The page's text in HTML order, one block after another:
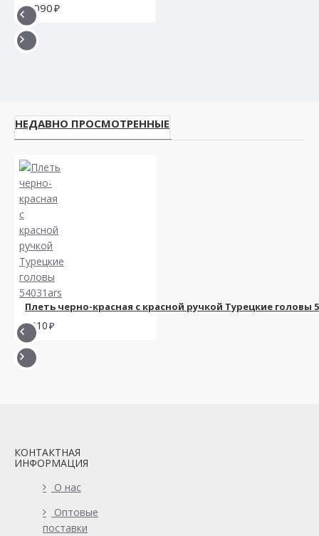
3090
НЕДАВНО ПРОСМОТРЕННЫЕ
Плеть черно-красная с красной ручкой Турецкие головы
3010
КОНТАКТНАЯ
ИНФОРМАЦИЯ
О нас
Оптовые
поставки